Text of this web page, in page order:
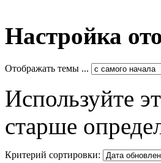
Настройка
Отображать темы ...
Используйте
старше
Критерий сортировки: